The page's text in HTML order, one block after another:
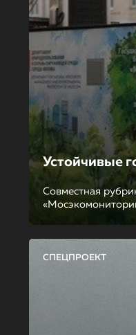
Устойчивые
Совместная
СПЕЦПРОЕКТ